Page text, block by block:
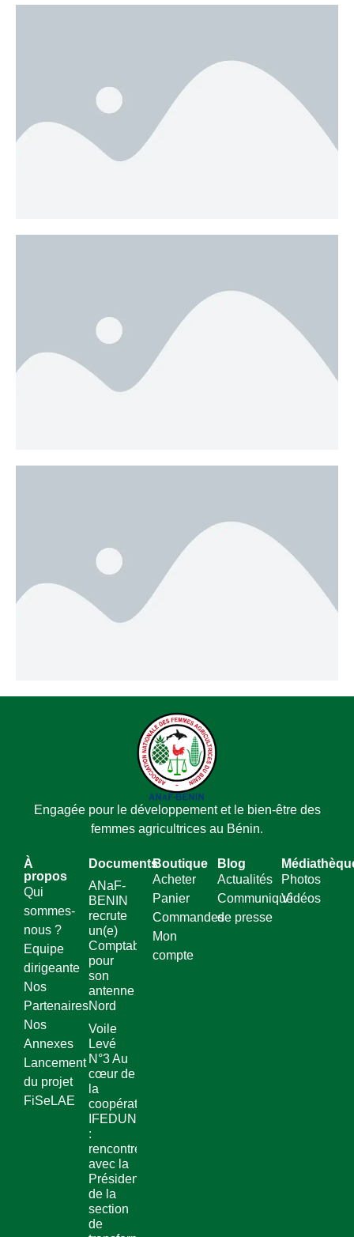
Engagée pour le développement et le bien-être des
femmes agricultrices au Bénin.
À
propos
Qui
sommes-
nous ?
Equipe
dirigeante
Nos
Partenaires
Nos
Annexes
Lancement
du projet
FiSeLAE
Documents
ANaF-
BENIN
recrute
un(e)
Comptable
pour
son
antenne
Nord
Voile
Levé
N°3 Au
cœur de
la
coopérative
IFEDUN
:
rencontre
avec la
Présidente
de la
section
de
Boutique
Acheter
Panier
Commandes
Mon
compte
Blog
Actualités
Communiqué
de presse
Photos
Vidéos